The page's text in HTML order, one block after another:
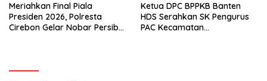
Meriahkan Final Piala
Presiden 2026, Polresta
Cirebon Gelar Nobar Persib
Ketua DPC BPPKB Banten
HDS Serahkan SK Pengurus
PAC Kecamatan